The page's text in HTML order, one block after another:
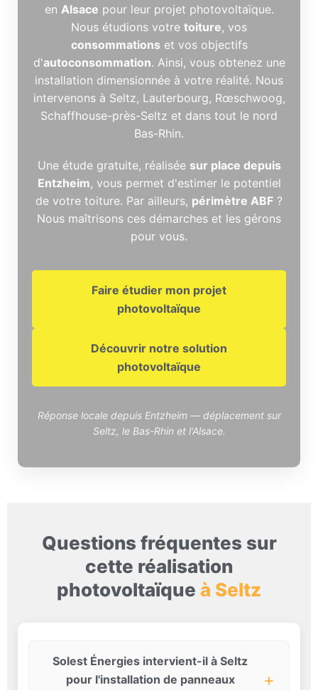
en Alsace pour leur projet photovoltaïque.
Nous étudions votre toiture, vos
consommationset vos objectifs
d'autoconsommation. Ainsi, vous obtenez une
installation dimensionnée à votre réalité. Nous
intervenons à Seltz, Lauterbourg, Rœschwoog,
Schaffhouse-près-Seltz et dans tout le nord
Bas-Rhin.
Une étude gratuite, réalisée sur place depuis
Entzheim, vous permet d'estimer le potentiel
de votre toiture. Par ailleurs, périmètre ABF ?
Nous maîtrisons ces démarches et les gérons
pour vous.
Faire étudier mon projet
photovoltaïque
Découvrir notre solution
photovoltaïque
Réponse locale depuis Entzheim — déplacement sur
Seltz, le Bas-Rhin et l'Alsace.
Questions fréquentes sur
cette réalisation
photovoltaïque à Seltz
Solest Énergies intervient-il à Seltz
pour l'installation de panneaux